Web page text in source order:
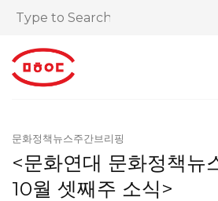
문화정책뉴스주간브리핑
<문화연대 문화정책뉴
10월 셋째주 소식>